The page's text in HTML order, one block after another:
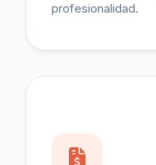
profesionalidad.